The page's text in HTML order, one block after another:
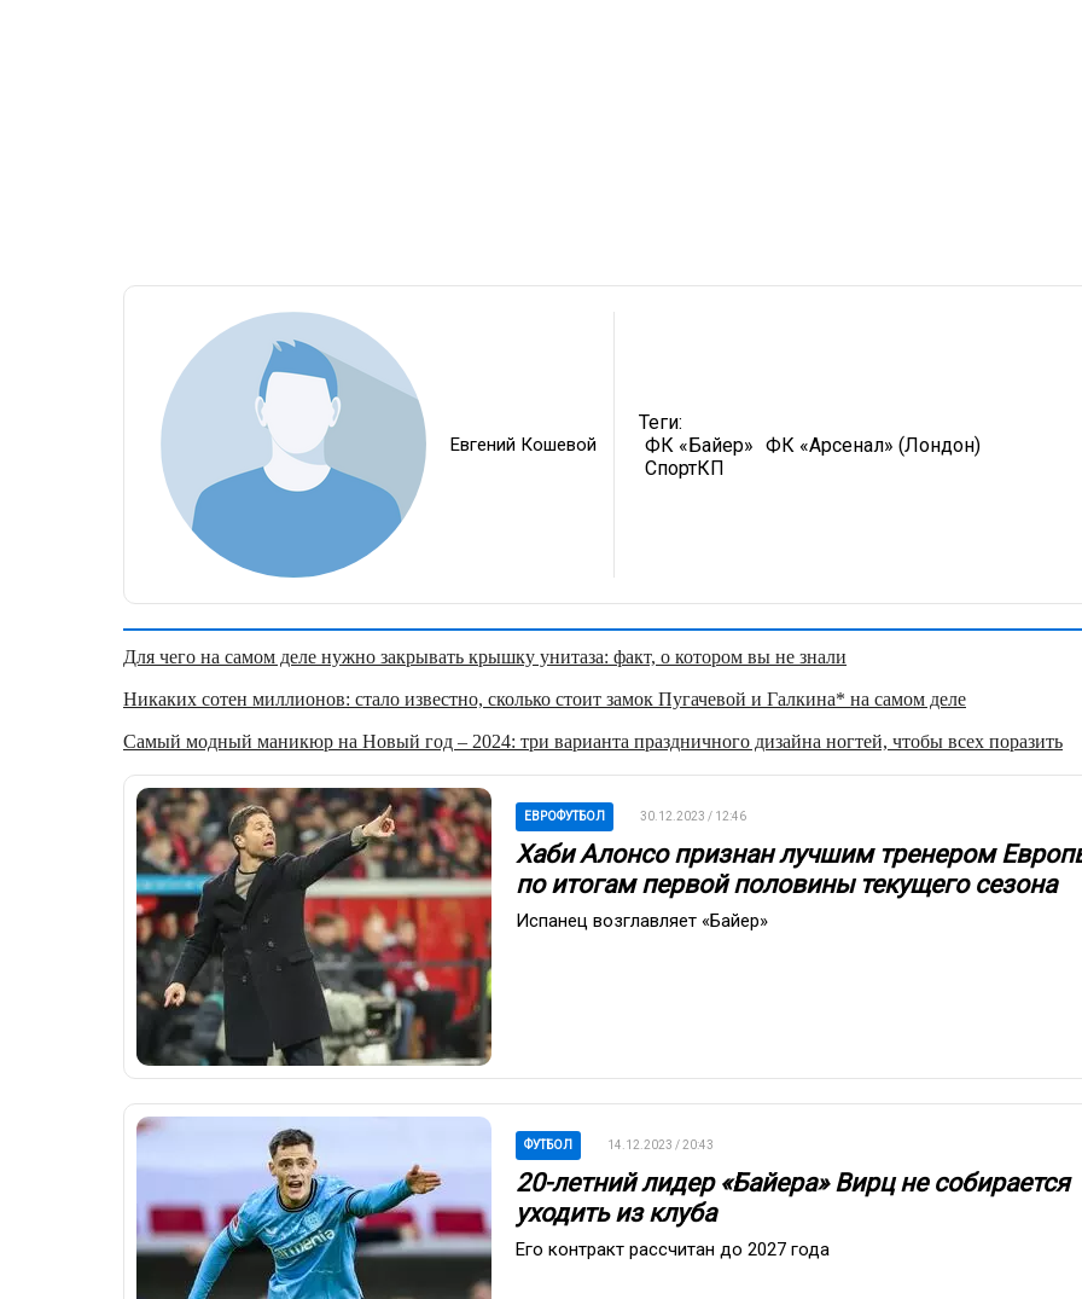
Евгений Кошевой
Теги:
ФК «Байер»
ФК «Арсенал» (Лондон)
СпортКП
Для чего на самом деле нужно закрывать крышку унитаза: факт, о котором вы не знали
Никаких сотен миллионов: стало известно, сколько стоит замок Пугачевой и Галкина* на самом деле
Самый модный маникюр на Новый год – 2024: три варианта праздничного дизайна ногтей, чтобы всех поразить
ЕВРОФУТБОЛ 30.12.2023 / 12:46
Хаби Алонсо признан лучшим тренером
по итогам первой половины текущего сезона
Испанец возглавляет «Байер»
ФУТБОЛ 14.12.2023 / 20:43
20-летний лидер «Байера» Вирц не собирается
уходить из клуба
Его контракт рассчитан до 2027 года